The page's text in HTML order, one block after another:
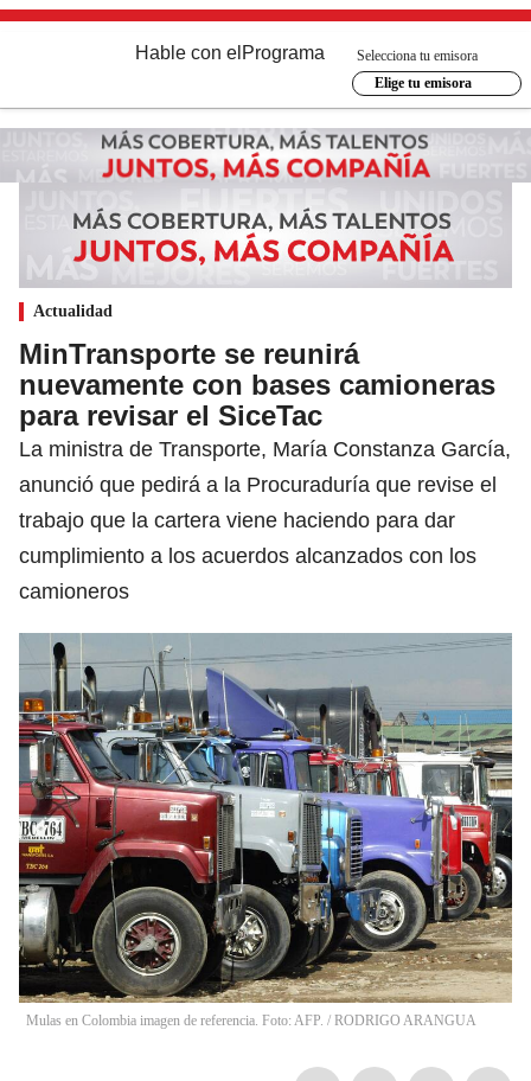
Hable con el Programa
Selecciona tu emisora
Elige tu emisora
Actualidad
MinTransporte se reunirá
nuevamente con bases camioneras
para revisar el SiceTac
La ministra de Transporte, María Constanza García,
anunció que pedirá a la Procuraduría que revise el
trabajo que la cartera viene haciendo para dar
cumplimiento a los acuerdos alcanzados con los
camioneros
Mulas en Colombia imagen de referencia. Foto: AFP. / RODRIGO ARANGUA